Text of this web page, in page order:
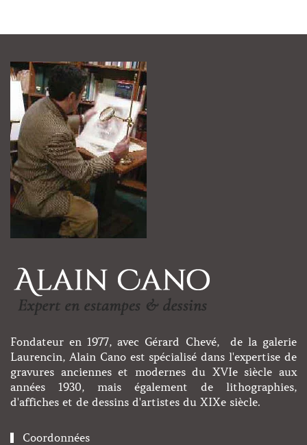
Fondateur en 1977, avec Gérard Chevé, de la galerie
Laurencin, Alain Cano est spécialisé dans l'expertise de
gravures anciennes et modernes du XVIe siècle aux
années 1930, mais également de lithographies,
d'affiches et de dessins d'artistes du XIXe siècle.
Coordonnées